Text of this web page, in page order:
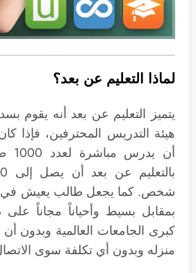
لماذا التعليم عن بعد؟
يتميز التعليم عن بعد أنه يقوم
هيئة التدريس المحترفين، فإذا
شخص. كما يجعل طالب يعيش في
بمقابل بسيط وأحياناً مجاناً
كبرى الجامعات العالمية وبدون أن
منزله وبدون أي تكلفة سوى